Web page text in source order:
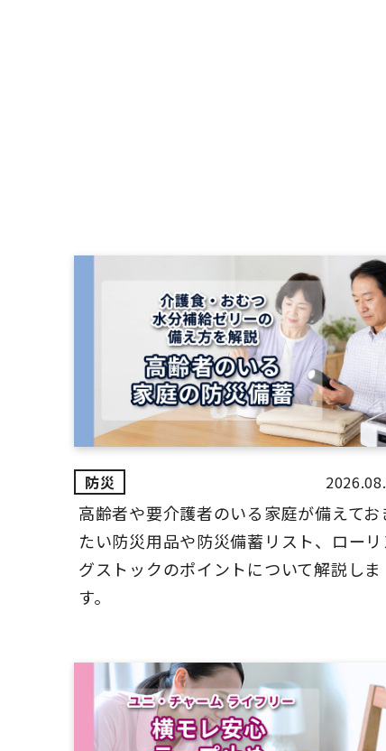
高齢者や要介護者のいる家庭が備えてお
たい防災用品や防災備蓄リスト、ローリ
グストックのポイントについて解説しま
す。